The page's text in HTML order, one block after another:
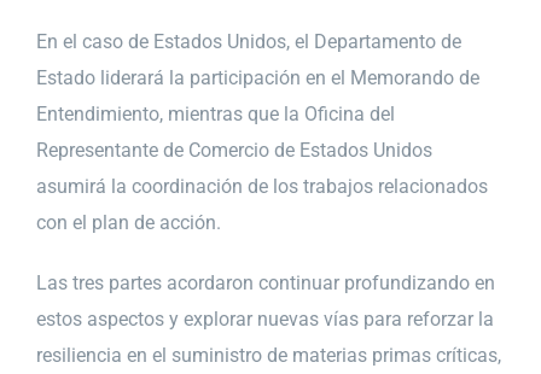
En el caso de Estados Unidos, el Departamento de
Estado liderará la participación en el Memorando de
Entendimiento, mientras que la Oficina del
Representante de Comercio de Estados Unidos
asumirá la coordinación de los trabajos relacionados
con el plan de acción.
Las tres partes acordaron continuar profundizando en
estos aspectos y explorar nuevas vías para reforzar la
resiliencia en el suministro de materias primas críticas,